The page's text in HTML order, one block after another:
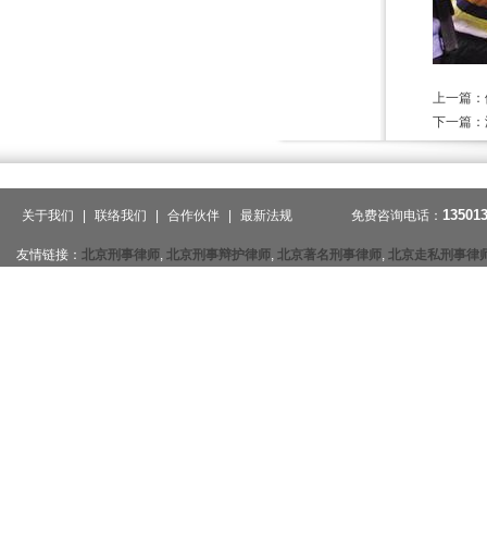
上一篇：
下一篇
关于我们 联络我们 合作伙伴 最新法规 免费咨询电话：
友情链接： 北京刑事律师, 北京刑事辩护律师, 北京著名刑事律师, 北京走私刑事律